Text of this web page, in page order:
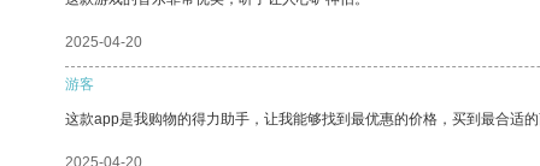
2025-04-20
游客
这款app是我购物的得力助手，让我能够找到最优惠的价格，买到最合适的
2025-04-20